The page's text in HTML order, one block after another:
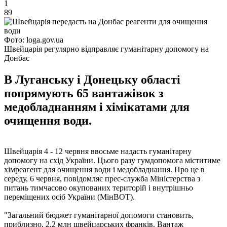
1
89
Фото: loga.gov.ua
Швейцарія регулярно відправляє гуманітарну допомогу на
Донбас
В Луганську і Донецьку області
попрямують 65 вантажівок з
медобладнанням і хімікатами для
очищення води.
Швейцарія 4 - 12 червня ввосьме надасть гуманітарну
допомогу на схід України. Цього разу гумдопомога міститиме
хімреагент для очищення води і медобладнання. Про це в
середу, 6 червня, повідомляє прес-служба Міністерства з
питань тимчасово окупованих територій і внутрішньо
переміщених осіб України (МінВОТ).
"Загальний бюджет гуманітарної допомоги становить,
приблизно, 2,2 млн швейцарських франків. Вантаж